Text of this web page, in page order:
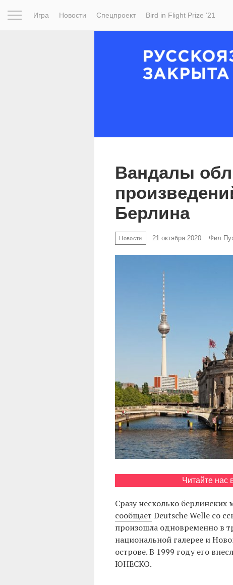
Игра Новости Спецпроект Bird in Flight Prize ‘21
Вандалы
Берлина
Новости 21 октября 2020 Фил
Читайте нас
Сразу несколько берлинских
сообщает Deutsche Welle со
произошла одновременно в
национальной галерее и
острове. В 1999 году его
ЮНЕСКО.